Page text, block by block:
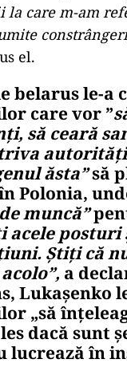
la care m-am
el.
belarus le-a
care vor ”
să ceară
ăsta”să
Polonia,
muncă”
acele posturi
Ştiţi că
a
Lukaşenko
„să
dacă sunt
lucrează în